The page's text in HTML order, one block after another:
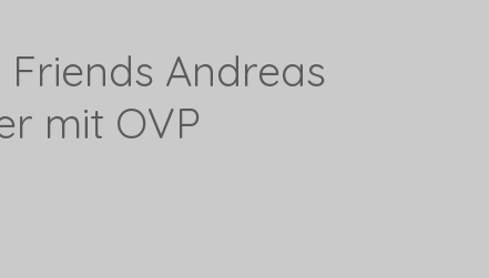
Friends Andreas
mit OVP